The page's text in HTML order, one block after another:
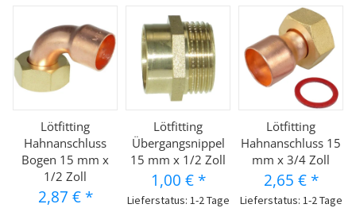
Lötfitting
Hahnanschluss
Bogen 15 mm x
1/2 Zoll
2,87 € *
Lötfitting
Übergangsnippel
15 mm x 1/2 Zoll
1,00 € *
Lieferstatus: 1-2 Tage
Lötfitting
Hahnanschluss 15
mm x 3/4 Zoll
2,65 € *
Lieferstatus: 1-2 Tage